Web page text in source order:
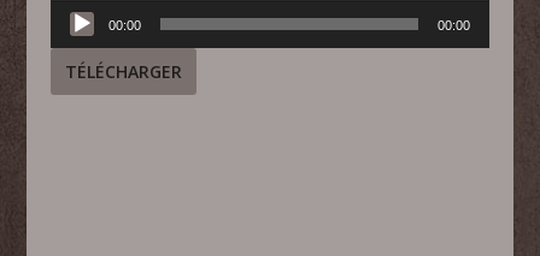
Lecteur
audio
00:00 00:00
TÉLÉCHARGER